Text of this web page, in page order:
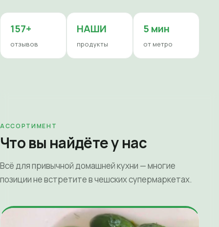
157+
отзывов
НАШИ
продукты
5 мин
от метро
АССОРТИМЕНТ
Что вы найдёте у нас
Всё для привычной домашней кухни — многие
позиции не встретите в чешских супермаркетах.